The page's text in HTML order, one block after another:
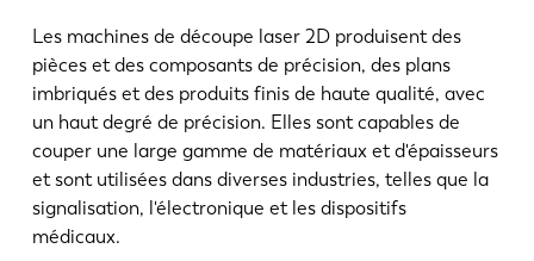
Les machines de découpe laser 2D produisent des
pièces et des composants de précision, des plans
imbriqués et des produits finis de haute qualité, avec
un haut degré de précision. Elles sont capables de
couper une large gamme de matériaux et d'épaisseurs
et sont utilisées dans diverses industries, telles que la
signalisation, l'électronique et les dispositifs
médicaux.